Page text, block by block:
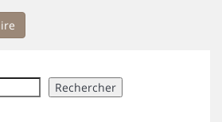
Rechercher